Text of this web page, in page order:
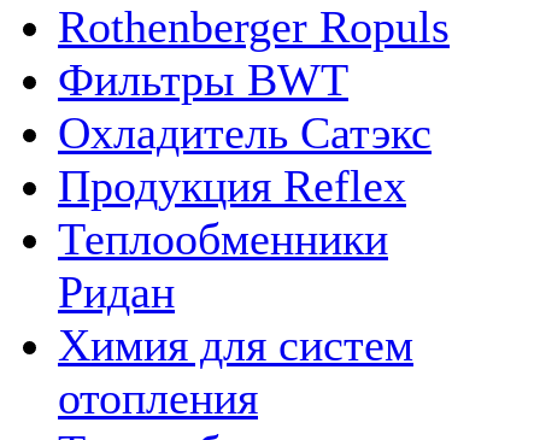
Rothenberger Ropuls
Фильтры BWT
Охладитель Сатэкс
Продукция Reflex
Теплообменники
Ридан
Химия для систем
отопления